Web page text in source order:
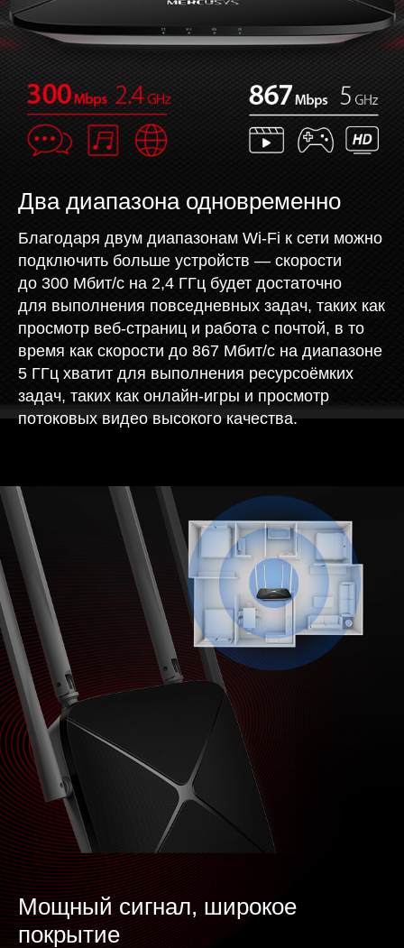
Два диапазона одновременно
Благодаря двум диапазонам Wi-Fi к сети можно
подключить больше устройств — скорости
до 300 Мбит/с на 2,4 ГГц будет достаточно
для выполнения повседневных задач, таких как
просмотр веб‑страниц и работа с почтой, в то
время как скорости до 867 Мбит/с на диапазоне
5 ГГц хватит для выполнения ресурсоёмких
задач, таких как онлайн‑игры и просмотр
потоковых видео высокого качества.
Мощный сигнал, широкое
покрытие